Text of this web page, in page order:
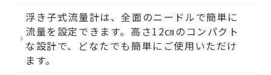
浮き子式流量計は、全面のニードルで簡単に
流量を設定できます。高さ12㎝のコンパクト
な設計で、どなたでも簡単にご使用いただけ
ます。